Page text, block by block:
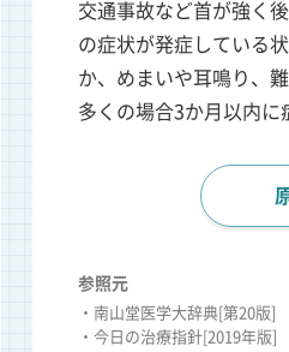
交通事故など首が強く
の症状が発症している
か、めまいや耳鳴り、
多くの場合3か月以内に
参照元
・南山堂医学大辞典[第20版]
・今日の治療指針[2019年版]